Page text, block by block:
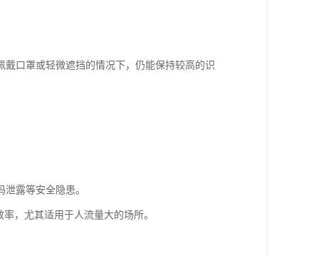
口罩或轻微遮挡的情况下，仍能保持较高的识
露等安全隐患。
，尤其适用于人流量大的场所。